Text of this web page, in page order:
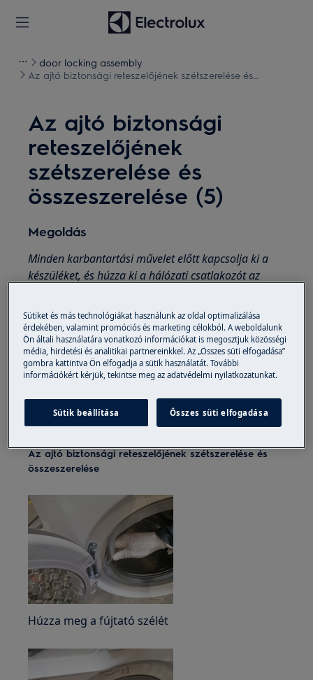
door locking assembly
Az ajtó biztonsági reteszelőjének szétszerelése és
Az ajtó biztonsági
reteszelőjének
szétszerelése és
összeszerelése (5)
Megoldás
Minden karbantartási művelet előtt kapcsolja ki a
készüléket, és húzza ki a hálózati csatlakozót az
A készülékek mozgatásakor mindig vigyázzon, nehéz
gépek esetén két embernek kell mozgatnia.
Mindig használjon védőkesztyűt és zárt lábbelit.
szakszerű javítás biztonsági következményekkel
járhat, ha nem megfelelően hajtják végre
Az ajtó biztonsági reteszelőjének szétszerelése és
összeszerelése
Húzza meg a fújtató szélét
Sütiket és más technológiákat használunk az oldal optimalizálása
érdekében, valamint promóciós és marketing célokból. A weboldalunk
Ön általi használatára vonatkozó információkat is megosztjuk közösségi
média, hirdetési és analitikai partnereinkkel. Az „Összes süti elfogadása”
gombra kattintva Ön elfogadja a sütik használatát. További
információkért kérjük, tekintse meg az adatvédelmi nyilatkozatunkat.
Sütik beállítása Összes süti elfogadása